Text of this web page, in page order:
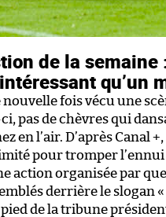
de la
qu’un
fois vécu une
pas de chèvres qui
en l’air. D’après Canal
pour tromper
action organisée par
derrière le slogan «
de la tribune